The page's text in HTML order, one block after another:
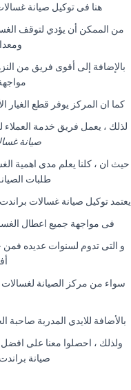
هنا فى توكيل صيانة
من الممكن أن يؤدي لتوقف
بالإضافة إلى أقوى فريق من
كما ان المركز يوفر قطع الغيار
لذلك ، يعمل فريق خدمة
صيانة
حيث ان ، كلنا يعلم مدى اهمية
طلبات
يعتمد توكيل صيانة غسالات
فى مواجهة جميع اعطال
و التى تدوم لسنوات عديده
سواء من مركز الصيانة
بالأضافة للايدي المدربة
ولذلك ، احصلوا معنا على
صيانة